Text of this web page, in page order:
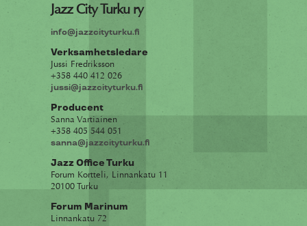
Jazz City Turku ry
info@jazzcityturku.fi
Verksamhetsledare
Jussi Fredriksson
+358 440 412 026
jussi@jazzcityturku.fi
Producent
Sanna Vartiainen
+358 405 544 051
sanna@jazzcityturku.fi
Jazz Office Turku
Forum Kortteli, Linnankatu 11
20100 Turku
Forum Marinum
Linnankatu 72